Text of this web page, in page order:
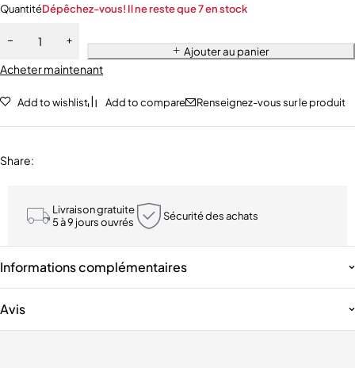
QuantitéDépêchez-vous! Il ne reste que 7 en stock
Ajouter au panier
Acheter maintenant
Add to wishlist Add to compare Renseignez-vous sur le produit
Share:
Livraison gratuite
5 à 9 jours ouvrés
Sécurité des achats
Informations complémentaires
Avis